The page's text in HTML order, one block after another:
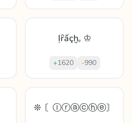
Ịȓấçḫₑ ♔
+1620 -990
❊ 〘Ⓘⓡⓐⓒⓗⓔ〙